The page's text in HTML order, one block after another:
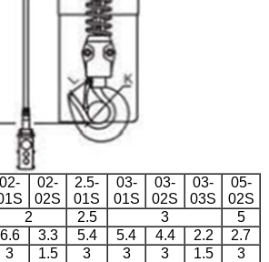
02-
02-
02S
2.5-
01S
03-
01S
03-
02S
03-
03S
05-
02S
2 2.5 3
5
6.6 3.3 5.4 5.4 4.4 2.2
2.7
3 1.5 3 3 3 1.5
3